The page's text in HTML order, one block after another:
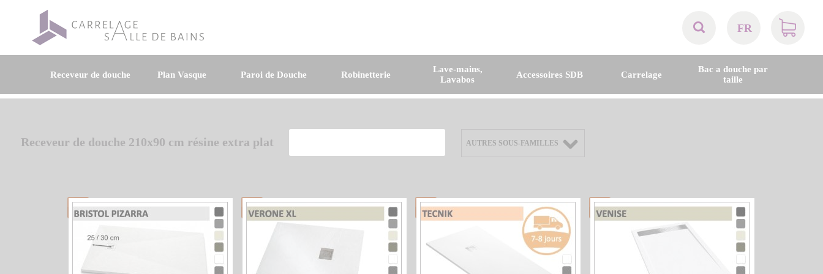
FR
BE
DK
EN
FR
Receveur de douche Plan Vasque Paroi de Douche Robinetterie
Lave-mains,
Lavabos
Accessoires SDB Carrelage
Bac a douche par
taille
Receveur de douche 210x90 cm résine extra plat AUTRES SOUS-FAMILLES